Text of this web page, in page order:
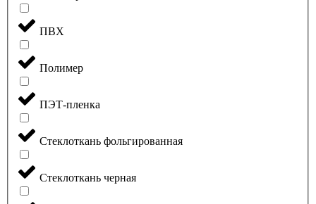
ПВХ
Полимер
ПЭТ-пленка
Стеклоткань фольгированная
Стеклоткань черная